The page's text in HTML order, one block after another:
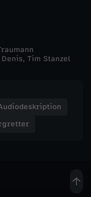
Tim Stanzel